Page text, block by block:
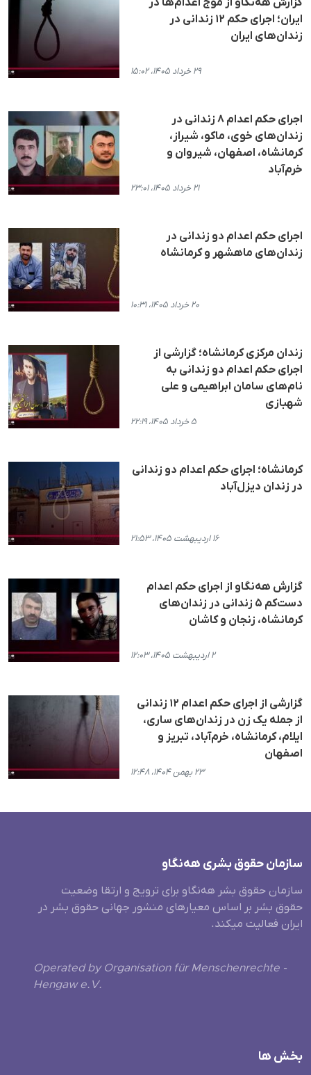
گزارش هه‌نگاو از موج اعدام‌ها در
ایران؛ اجرای حکم ۱۲ زندانی در
زندان‌های ایران
۲۹ خرداد ۱۴۰۵، ۱۵:۰۲
اجرای حکم اعدام ۸ زندانی در
زندان‌های خوی، ماکو، شیراز،
کرمانشاه، اصفهان، شیروان و
خرم‌آباد
۲۱ خرداد ۱۴۰۵، ۲۳:۰۱
اجرای حکم اعدام دو زندانی در
زندان‌های ماهشهر و کرمانشاه
۲۰ خرداد ۱۴۰۵، ۱۰:۳۱
زندان مرکزی کرمانشاه؛ گزارشی از
اجرای حکم اعدام دو زندانی به
نام‌های سامان ابراهیمی و علی
شهبازی
۵ خرداد ۱۴۰۵، ۲۲:۱۹
کرمانشاه؛ اجرای حکم اعدام دو زندانی
در زندان دیزل‌آباد
۱۶ اردیبهشت ۱۴۰۵، ۲۱:۵۳
گزارش هه‌نگاو از اجرای حکم اعدام
دست‌کم ۵ زندانی در زندان‌های
کرمانشاه، زنجان و کاشان
۲ اردیبهشت ۱۴۰۵، ۱۲:۰۳
گزارشی از اجرای حکم اعدام ١٢ زندانی
از جملە یک زن در زندان‌های ساری،
ایلام، کرمانشاه، خرم‌آباد، تبریز و
اصفهان
۲۳ بهمن ۱۴۰۴، ۱۲:۴۸
سازمان حقوق بشری هەنگاو
سازمان حقوق بشر هه‌نگاو برای ترویج و ارتقا وضعیت
حقوق بشر بر اساس معیارهای منشور جهانی حقوق بشر در
ایران فعالیت میکند.
Operated by Organisation für Menschenrechte -
Hengaw e.V.
بخش ها